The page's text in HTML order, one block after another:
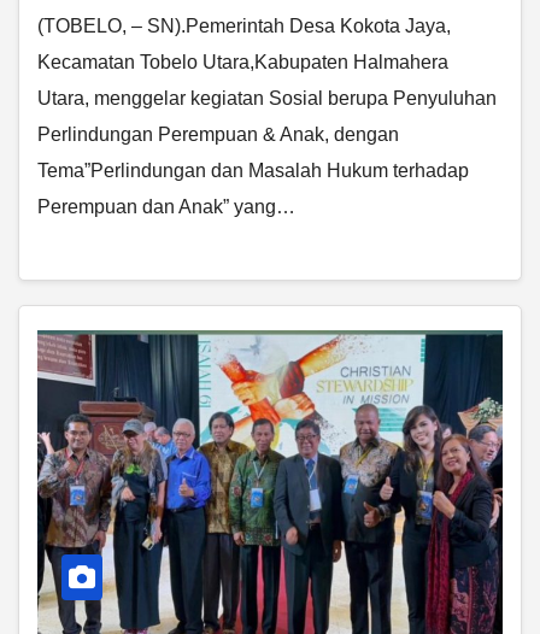
(TOBELO, – SN).Pemerintah Desa Kokota Jaya,
Kecamatan Tobelo Utara,Kabupaten Halmahera
Utara, menggelar kegiatan Sosial berupa Penyuluhan
Perlindungan Perempuan & Anak, dengan
Tema”Perlindungan dan Masalah Hukum terhadap
Perempuan dan Anak” yang…